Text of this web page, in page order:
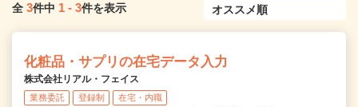
全 3件中 1 - 3件を表示
化粧品・サプリの在宅データ入力
株式会社リアル・フェイス
業務委託 登録制 在宅・内職